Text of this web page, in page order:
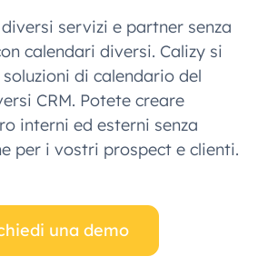
servizi e partner senza
calendari diversi. Calizy si
di calendario del
CRM. Potete creare
interni ed esterni senza
per i vostri prospect e clienti.
una demo